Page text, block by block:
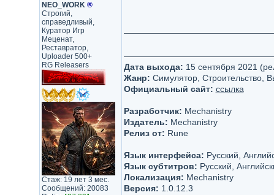
NEO_WORK ®
Строгий,
справедливый,
Куратор Игр
Меценат,
Реставратор,
Uploader 500+
RG Releasers
Стаж: 19 лет 3 мес.
Сообщений: 20083
Дата выхода: 15 сентября 2021
Жанр: Симулятор, Строительство,
Официальный сайт: ссылка
Разработчик: Mechanistry
Издатель: Mechanistry
Релиз от: Rune
Язык интерфейса: Русский,
Язык субтитров: Русский,
Локализация: Mechanistry
Версия: 1.0.12.3